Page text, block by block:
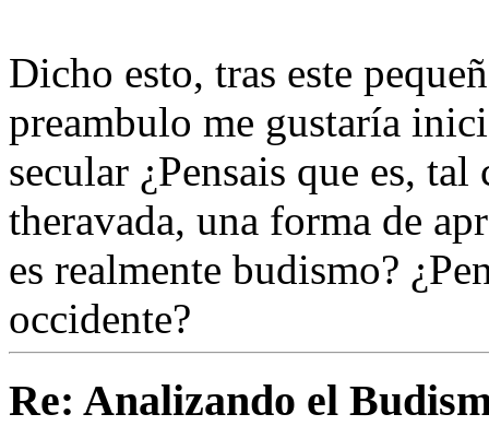
Dicho esto, tras este
preambulo me gustaría
secular ¿Pensais que es,
theravada, una forma de
es realmente budismo?
occidente?
Re: Analizando el